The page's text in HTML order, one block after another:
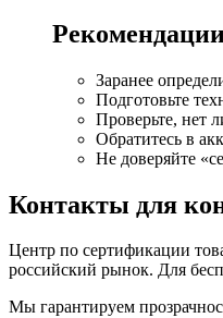
Заранее
Подготовьте
Проверьте, нет
Обратитесь в
Не доверяйте
Контакты для
Центр по сертификации
российский рынок. Для
Мы гарантируем